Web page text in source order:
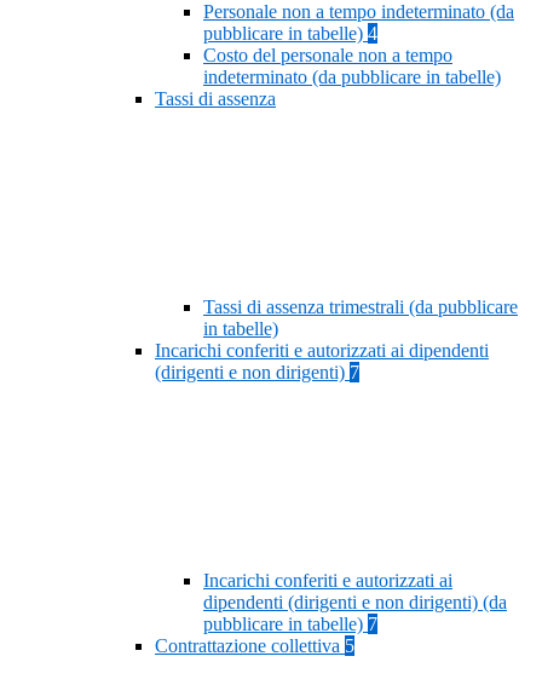
Personale non a tempo indeterminato (da
pubblicare in tabelle) 4
Costo del personale non a tempo
indeterminato (da pubblicare in tabelle)
Tassi di assenza
Tassi di assenza trimestrali (da pubblicare
in tabelle)
Incarichi conferiti e autorizzati ai dipendenti
(dirigenti e non dirigenti) 7
Incarichi conferiti e autorizzati ai
dipendenti (dirigenti e non dirigenti) (da
pubblicare in tabelle) 7
Contrattazione collettiva 5